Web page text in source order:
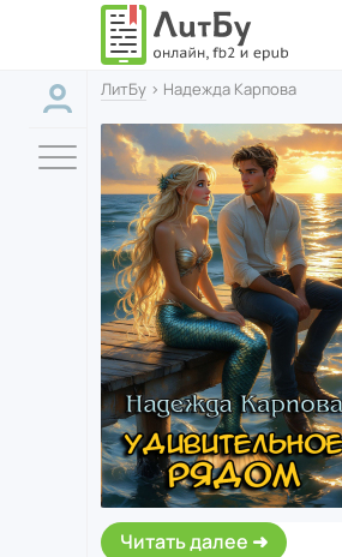
ЛитБу › Надежда Карпова
Читать далее